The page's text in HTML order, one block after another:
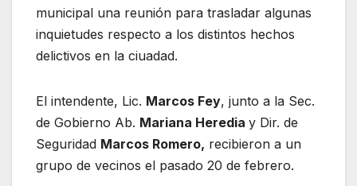
municipal una reunión para trasladar algunas
inquietudes respecto a los distintos hechos
delictivos en la ciuadad.
El intendente, Lic. Marcos Fey, junto a la Sec.
de Gobierno Ab. Mariana Heredia y Dir. de
Seguridad Marcos Romero, recibieron a un
grupo de vecinos el pasado 20 de febrero.